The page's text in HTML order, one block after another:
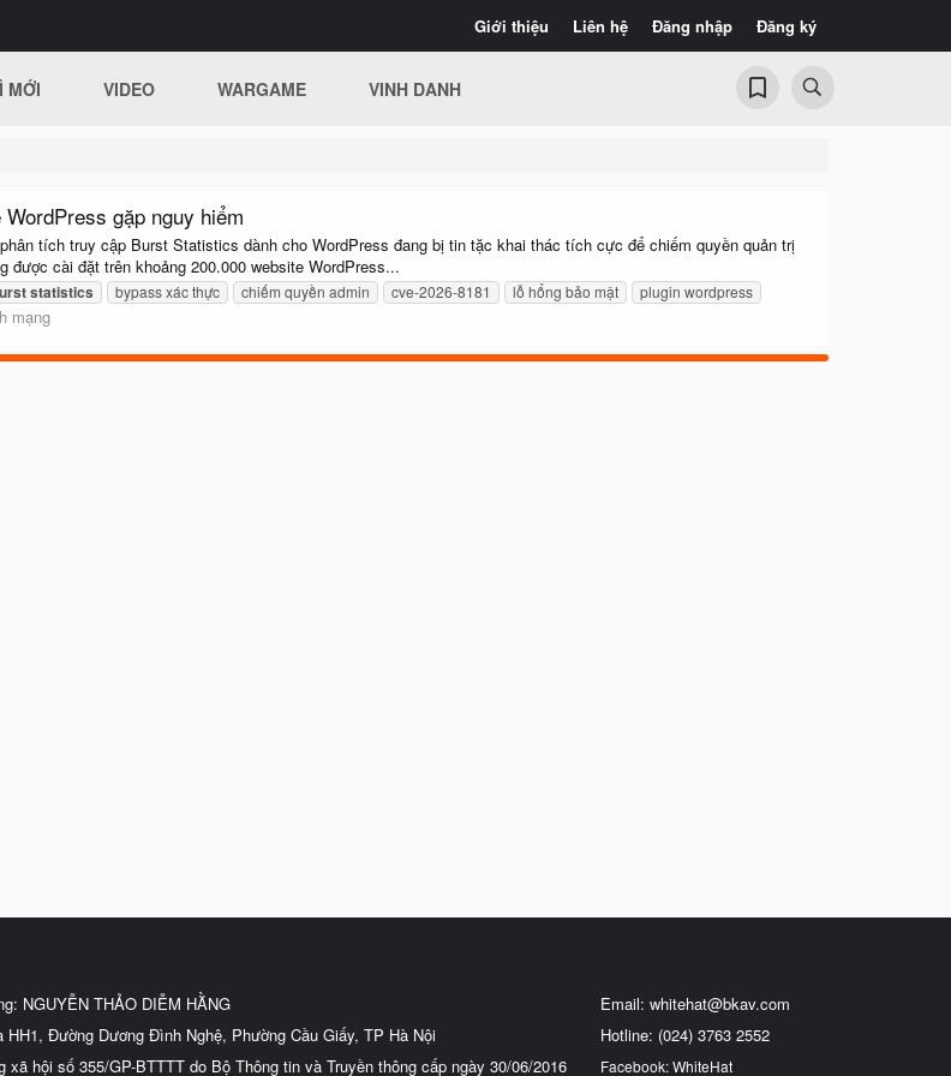
Giới thiệu Liên hệ Đăng nhập Đăng ký
MỚI VIDEO WARGAME VINH DANH
gặp nguy hiểm
tích truy cập Burst Statistics dành cho WordPress đang bị tin tặc khai thác tích cực để chiếm quyền quản trị
cài đặt trên khoảng 200.000 website WordPress...
statistics bypass xác thực chiếm quyền admin cve-2026-8181 lỗ hổng bảo mật
plugin wordpress
mạng
NGUYỄN THẢO DIỄM HẰNG
Đường Dương Đình Nghệ, Phường Cầu Giấy, TP Hà Nội
xã hội số 355/GP-BTTTT do Bộ Thông tin và Truyền thông cấp ngày 30/06/2016
Email: whitehat@bkav.com
Hotline: (024) 3763 2552
Facebook: WhiteHat